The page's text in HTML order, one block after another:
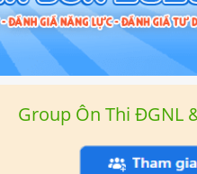
Group Ôn Thi ĐGNL